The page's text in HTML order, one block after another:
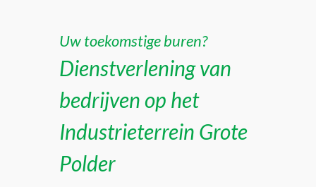
Uw toekomstige buren?
Dienstverlening van
bedrijven op het
Industrieterrein Grote
Polder